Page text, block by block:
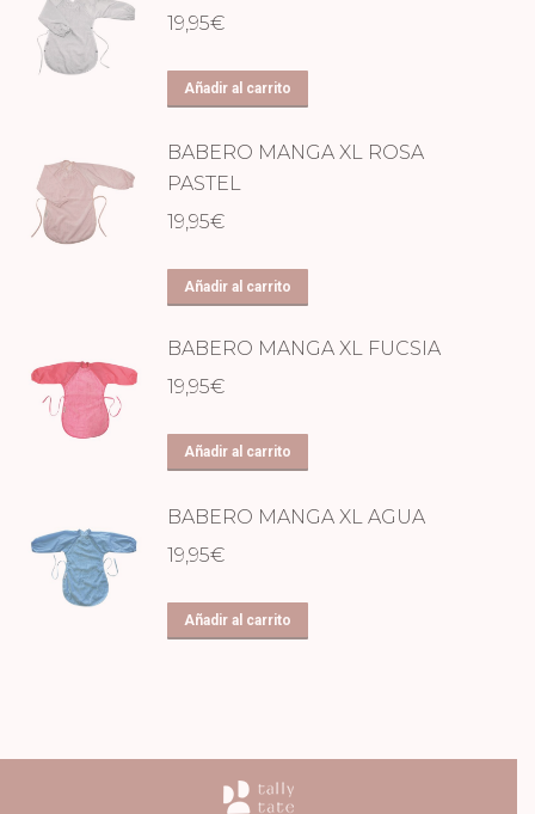
19,95€
Añadir al carrito
BABERO MANGA XL ROSA
PASTEL
19,95€
Añadir al carrito
BABERO MANGA XL FUCSIA
19,95€
Añadir al carrito
BABERO MANGA XL AGUA
19,95€
Añadir al carrito